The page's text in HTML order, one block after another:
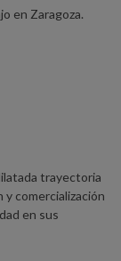
en Zaragoza.
trayectoria
comercialización
en sus